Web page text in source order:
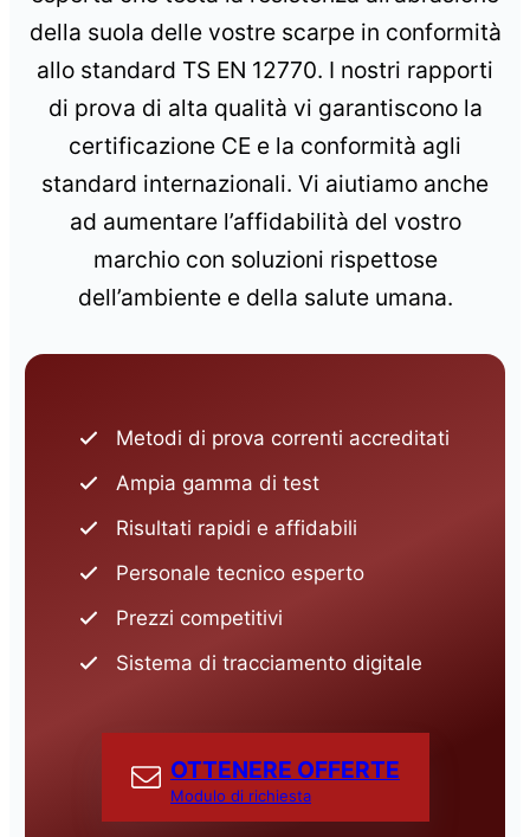
della suola delle vostre scarpe in conformità
allo standard TS EN 12770. I nostri rapporti
di prova di alta qualità vi garantiscono la
certificazione CE e la conformità agli
standard internazionali. Vi aiutiamo anche
ad aumentare l’affidabilità del vostro
marchio con soluzioni rispettose
dell’ambiente e della salute umana.
Metodi di prova correnti accreditati
Ampia gamma di test
Risultati rapidi e affidabili
Personale tecnico esperto
Prezzi competitivi
Sistema di tracciamento digitale
OTTENERE OFFERTE
Modulo di richiesta